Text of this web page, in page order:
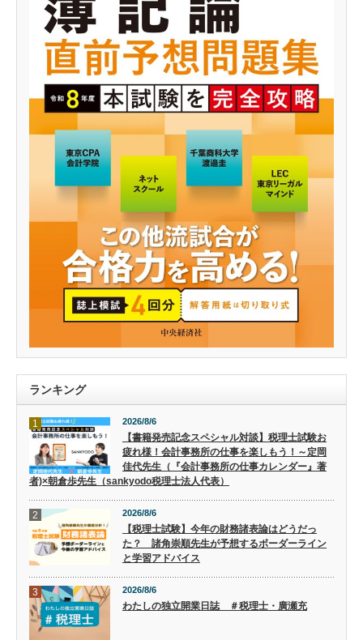
ランキング
1 2026/8/6
【書籍発売記念スペシャル対談】税理士試験お
疲れ様！会計事務所の仕事を楽しもう！～定岡
佳代先生（『会計事務所の仕事カレンダー』著
者)×朝倉歩先生（sankyodo税理士法人代表）
2 2026/8/6
【税理士試験】今年の財務諸表論はどうだっ
た？ 諸角崇順先生が予想するボーダーライン
と学習アドバイス
3 2026/8/6
わたしの独立開業日誌 ＃税理士・廣瀬充